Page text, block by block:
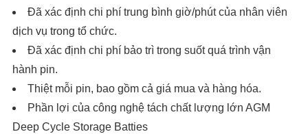
Đã xác định chi phí trung bình giờ/phút của nhân viên
dịch vụ trong tổ chức.
Đã xác định chi phí bảo trì trong suốt quá trình vận
hành pin.
Thiệt mỗi pin, bao gồm cả giá mua và hàng hóa.
Phần lợi của công nghệ tách chất lượng lớn AGM
Deep Cycle Storage Batties